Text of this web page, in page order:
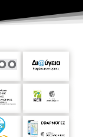
Κέντρο☎τηλ.
τικών
Κουράκη Εκπ/